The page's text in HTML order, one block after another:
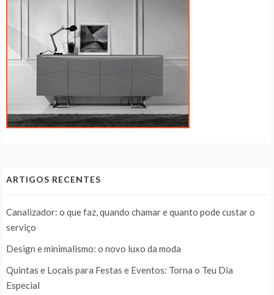
ARTIGOS RECENTES
Canalizador: o que faz, quando chamar e quanto pode custar o
serviço
Design e minimalismo: o novo luxo da moda
Quintas e Locais para Festas e Eventos: Torna o Teu Dia
Especial